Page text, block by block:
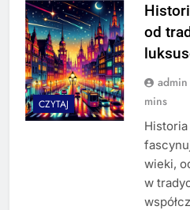
CZYTAJ
od
admin
mins
wieki,
w